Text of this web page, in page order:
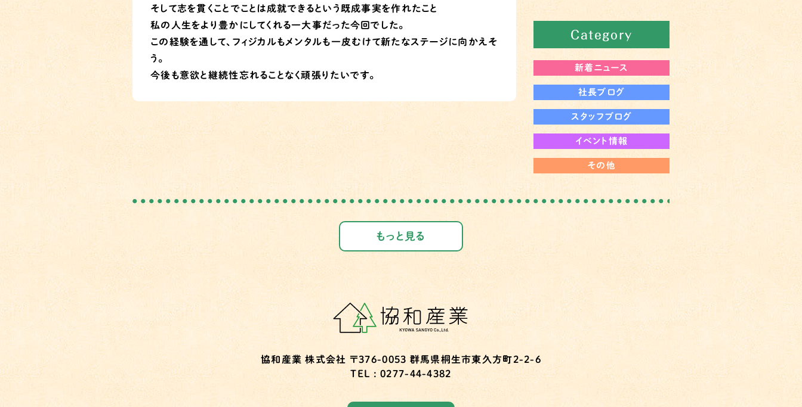
そして志を貫くことでことは成就できるという既成事実を作れたこと
私の人生をより豊かにしてくれる一大事だった今回でした。
この経験を通して、フィジカルもメンタルも一皮むけて新たなステージに向かえそ
う。
今後も意欲と継続性忘れることなく頑張りたいです。
Category
新着ニュース
社長ブログ
スタッフブログ
イベント情報
その他
もっと見る
協和産業 株式会社 〒376-0053 群馬県桐生市東久方町2-2-6
TEL : 0277-44-4382